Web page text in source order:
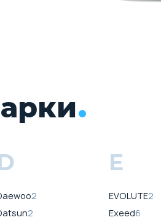
2
2
E
EVOLUTE2
Exeed6